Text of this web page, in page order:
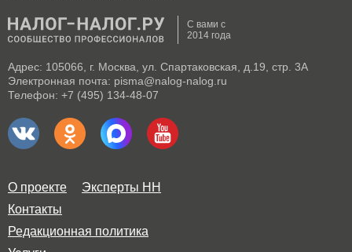
С вами с
2014 года
Адрес: 105066, г. Москва, ул. Спартаковская, д.19, стр. 3А
Электронная почта: pisma@nalog-nalog.ru
Телефон: +7 (495) 134-48-07
О проекте
Эксперты НН
Контакты
Редакционная политика